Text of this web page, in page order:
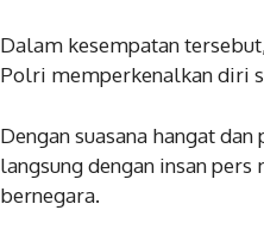
Dalam kesempatan
Polri memperkenalkan diri
Dengan suasana hangat
langsung dengan insan
bernegara.